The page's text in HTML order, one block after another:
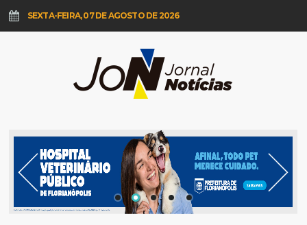
SEXTA-FEIRA, 07 DE AGOSTO DE 2026